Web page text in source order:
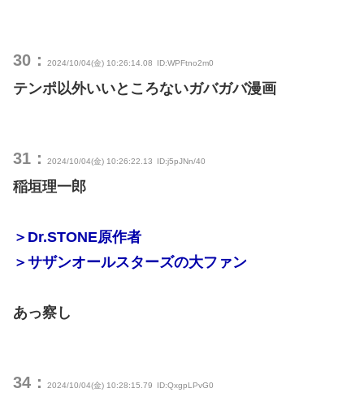
30： 2024/10/04(金) 10:26:14.08 ID:WPFtno2m0
テンポ以外いいところないガバガバ漫画
31： 2024/10/04(金) 10:26:22.13 ID:j5pJNn/40
稲垣理一郎
＞Dr.STONE原作者
＞サザンオールスターズの大ファン
あっ察し
34： 2024/10/04(金) 10:28:15.79 ID:QxgpLPvG0